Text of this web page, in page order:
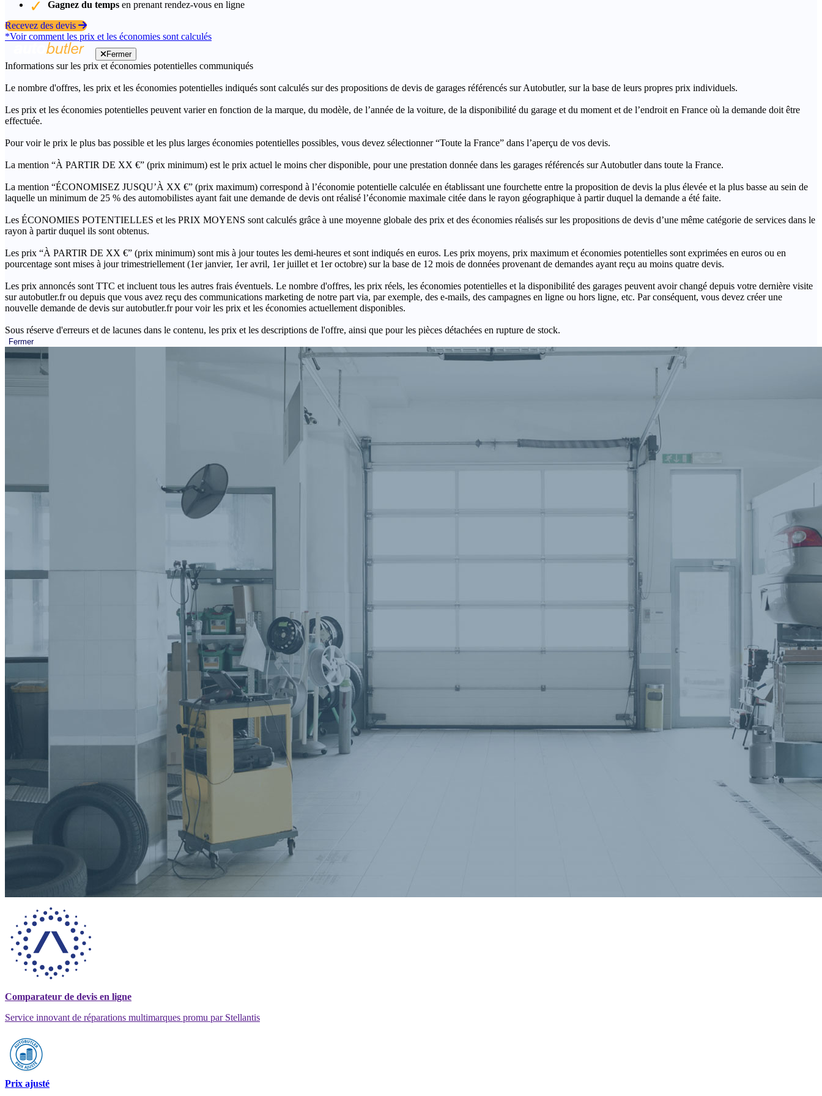
Gagnez du temps en prenant rendez-vous en ligne
Recevez des devis
*Voir comment les prix et les économies sont calculés
Fermer
Informations sur les prix et économies potentielles communiqués
Le nombre d'offres, les prix et les économies potentielles indiqués sont calculés sur des propositions de devis de garages référencés sur Autobutler, sur la base de leurs propres prix individuels.
Les prix et les économies potentielles peuvent varier en fonction de la marque, du modèle, de l’année de la voiture, de la disponibilité du garage et du moment et de l’endroit en France où la demande doit être
effectuée.
Pour voir le prix le plus bas possible et les plus larges économies potentielles possibles, vous devez sélectionner “Toute la France” dans l’aperçu de vos devis.
La mention “À PARTIR DE XX €” (prix minimum) est le prix actuel le moins cher disponible, pour une prestation donnée dans les garages référencés sur Autobutler dans toute la France.
La mention “ÉCONOMISEZ JUSQU’À XX €” (prix maximum) correspond à l’économie potentielle calculée en établissant une fourchette entre la proposition de devis la plus élevée et la plus basse au sein de
laquelle un minimum de 25 % des automobilistes ayant fait une demande de devis ont réalisé l’économie maximale citée dans le rayon géographique à partir duquel la demande a été faite.
Les ÉCONOMIES POTENTIELLES et les PRIX MOYENS sont calculés grâce à une moyenne globale des prix et des économies réalisés sur les propositions de devis d’une même catégorie de services dans le
rayon à partir duquel ils sont obtenus.
Les prix “À PARTIR DE XX €” (prix minimum) sont mis à jour toutes les demi-heures et sont indiqués en euros. Les prix moyens, prix maximum et économies potentielles sont exprimées en euros ou en
pourcentage sont mises à jour trimestriellement (1er janvier, 1er avril, 1er juillet et 1er octobre) sur la base de 12 mois de données provenant de demandes ayant reçu au moins quatre devis.
Les prix annoncés sont TTC et incluent tous les autres frais éventuels. Le nombre d'offres, les prix réels, les économies potentielles et la disponibilité des garages peuvent avoir changé depuis votre dernière visite
sur autobutler.fr ou depuis que vous avez reçu des communications marketing de notre part via, par exemple, des e-mails, des campagnes en ligne ou hors ligne, etc. Par conséquent, vous devez créer une
nouvelle demande de devis sur autobutler.fr pour voir les prix et les économies actuellement disponibles.
Sous réserve d'erreurs et de lacunes dans le contenu, les prix et les descriptions de l'offre, ainsi que pour les pièces détachées en rupture de stock.
Fermer
Comparateur de devis en ligne
Service innovant de réparations multimarques promu par Stellantis
Prix ajusté